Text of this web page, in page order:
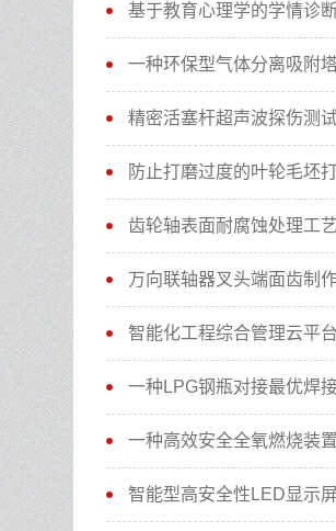
基于教育心理学的学情诊
一种环保型气体分离吸附
精密活塞杆超声波探伤测
防止打磨过度的叶轮毛坯
齿轮轴表面耐腐蚀处理工
万向联轴器叉头端面齿制
智能化工程综合管理云平
一种LPG钢瓶对接最优焊
一种高效安全全氧燃烧装
智能型高安全性LED显示